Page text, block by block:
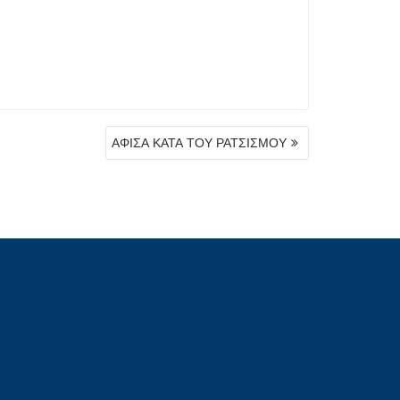
ΑΦΙΣΑ ΚΑΤΑ ΤΟΥ ΡΑΤΣΙΣΜΟΥ